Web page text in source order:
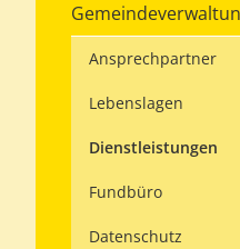
Ansprechpartner
Lebenslagen
Dienstleistungen
Fundbüro
Datenschutz